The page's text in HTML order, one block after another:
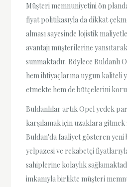
Müşteri memnuniyetini ön
fiyat politikasıyla da dikkat
alması sayesinde lojistik
avantajı müşterilerine
sunmaktadır. Böylece Buldanlı
hem ihtiyaçlarına uygun kaliteli
etmekte hem de bütçelerini
Buldanlılar artık Opel yedek
karşılamak için uzaklara
Buldan'da faaliyet gösteren
yelpazesi ve rekabetçi
sahiplerine kolaylık
imkanıyla birlikte müşteri